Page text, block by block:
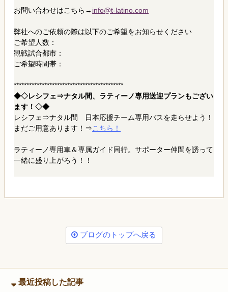
お問い合わせはこちら→ info@t-latino.com
弊社へのご依頼の際は以下のご希望をお知らせください
ご希望人数：
観戦試合都市：
ご希望時間帯：
*******************************************
◆◇レシフェ⇒ナタル間、ラティーノ専用送迎プランもござい
ます！◇◆
レシフェ⇒ナタル間 日本応援チーム専用バスを走らせよう！
まだご用意あります！⇒こちら！
ラティーノ専用車＆専属ガイド同行。サポーター仲間を誘って
一緒に盛り上がろう！！
ブログのトップへ戻る
最近投稿した記事